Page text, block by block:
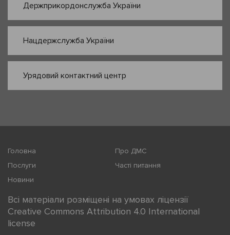
Держприкордонслужба України
Нацдержслужба України
Урядовий контактний центр
Головна
Про ДМС
Послуги
Часті питання
Новини
Всі матеріали розміщені на умовах ліцензії
Creative Commons Attribution 4.0 International
license